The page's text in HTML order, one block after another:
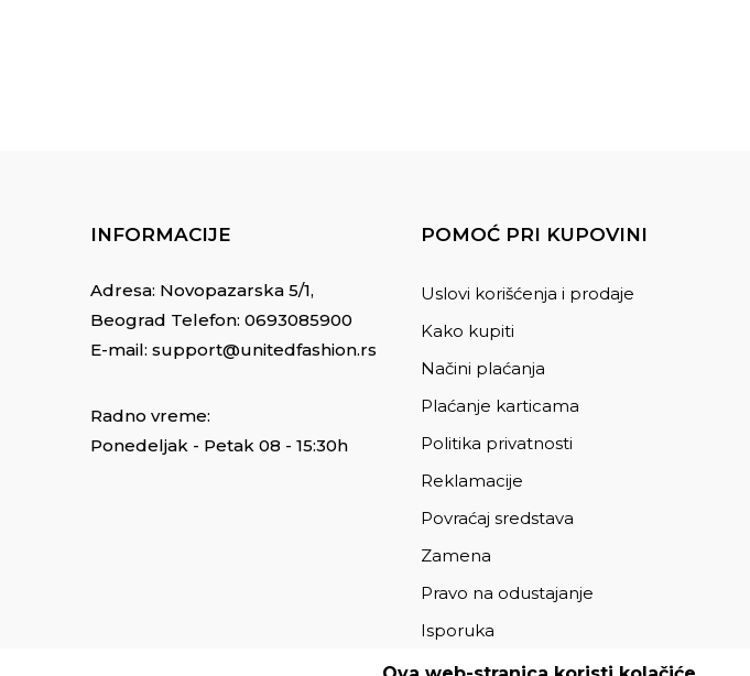
INFORMACIJE
Adresa: Novopazarska 5/1,
Beograd Telefon: 0693085900
E-mail: support@unitedfashion.rs
Radno vreme:
Ponedeljak - Petak 08 - 15:30h
POMOĆ PRI KUPOVINI
Uslovi korišćenja i prodaje
Kako kupiti
Načini plaćanja
Plaćanje karticama
Politika privatnosti
Reklamacije
Povraćaj sredstava
Zamena
Pravo na odustajanje
Isporuka